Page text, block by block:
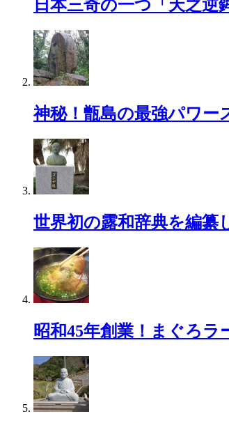
日本三奇の一つ「天之逆
神秘！甑島の最強パワー
世界初の露和辞典を編纂
昭和45年創業！まぐろラ